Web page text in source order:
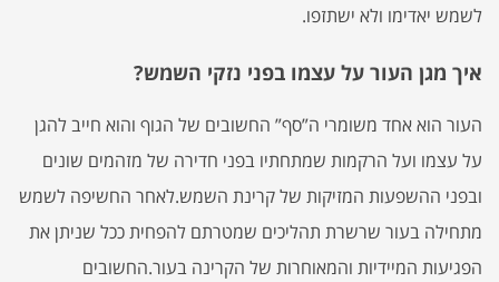
לשמש יאדימו ולא ישתזפו.
איך מגן העור על עצמו בפני נזקי השמש?
העור הוא אחד משומרי ה”סף” החשובים של הגוף והוא חייב להגן
על עצמו ועל הרקמות שמתחתיו בפני חדירה של מזהמים שונים
ובפני ההשפעות המזיקות של קרינת השמש.לאחר החשיפה לשמש
מתחילה בעור שרשרת תהליכים שמטרתם להפחית ככל שניתן את
הפגיעות המיידיות והמאוחרות של הקרינה בעור.החשובים